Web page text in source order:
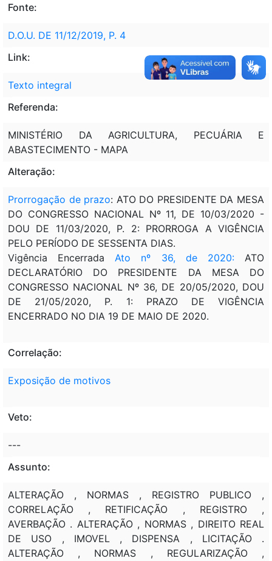
Fonte:
D.O.U. DE 11/12/2019, P. 4
Link:
Texto integral
Referenda:
MINISTÉRIO DA AGRICULTURA, PECUÁRIA E
ABASTECIMENTO - MAPA
Alteração:
Prorrogação de prazo: ATO DO PRESIDENTE DA MESA
DO CONGRESSO NACIONAL Nº 11, DE 10/03/2020 -
DOU DE 11/03/2020, P. 2: PRORROGA A VIGÊNCIA
PELO PERÍODO DE SESSENTA DIAS.
Vigência Encerrada Ato nº 36, de 2020: ATO
DECLARATÓRIO DO PRESIDENTE DA MESA DO
CONGRESSO NACIONAL Nº 36, DE 20/05/2020, DOU
DE 21/05/2020, P. 1: PRAZO DE VIGÊNCIA
ENCERRADO NO DIA 19 DE MAIO DE 2020.
Correlação:
Exposição de motivos
Veto:
---
Assunto:
ALTERAÇÃO , NORMAS , REGISTRO PUBLICO ,
CORRELAÇÃO , RETIFICAÇÃO , REGISTRO ,
AVERBAÇÃO . ALTERAÇÃO , NORMAS , DIREITO REAL
DE USO , IMOVEL , DISPENSA , LICITAÇÃO .
ALTERAÇÃO , NORMAS , REGULARIZAÇÃO ,